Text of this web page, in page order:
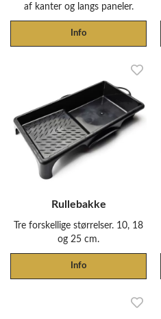
af kanter og langs paneler.
Info
Rullebakke
Tre forskellige størrelser. 10, 18
og 25 cm.
Info